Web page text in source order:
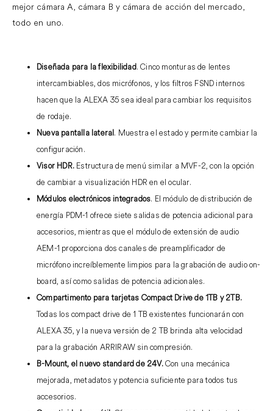
mejor cámara A, cámara B y cámara de acción del mercado,
todo en uno.
Diseñada para la flexibilidad. Cinco monturas de lentes
intercambiables, dos micrófonos, y los filtros FSND internos
hacen que la ALEXA 35 sea ideal para cambiar los requisitos
de rodaje.
Nueva pantalla lateral. Muestra el estado y permite cambiar la
configuración.
Visor HDR. Estructura de menú similar a MVF-2, con la opción
de cambiar a visualización HDR en el ocular.
Módulos electrónicos integrados. El módulo de distribución de
energía PDM-1 ofrece siete salidas de potencia adicional para
accesorios, mientras que el módulo de extensión de audio
AEM-1 proporciona dos canales de preamplificador de
micrófono increíblemente limpios para la grabación de audio on-
board, así como salidas de potencia adicionales.
Compartimento para tarjetas Compact Drive de 1TB y 2TB.
Todas los compact drive de 1 TB existentes funcionarán con
ALEXA 35, y la nueva versión de 2 TB brinda alta velocidad
para la grabación ARRIRAW sin compresión.
B-Mount, el nuevo standard de 24V.Con una mecánica
mejorada, metadatos y potencia suficiente para todos tus
accesorios.